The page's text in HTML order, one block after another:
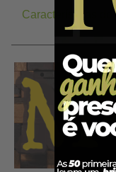
Características do